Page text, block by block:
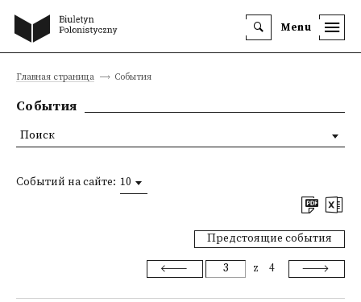
Menu
Главная страница События
События
Событий на сайте: 10
Предстоящие события
z 4
Поиск